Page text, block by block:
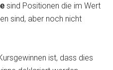
sind Positionen die im Wert
sind, aber noch nicht
ist, dass dies